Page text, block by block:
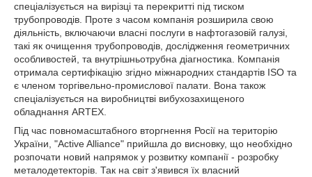
спеціалізується на вирізці та перекритті під тиском
трубопроводів. Проте з часом компанія розширила свою
діяльність, включаючи власні послуги в нафтогазовій галузі,
такі як очищення трубопроводів, дослідження геометричних
особливостей, та внутрішньотрубна діагностика. Компанія
отримала сертифікацію згідно міжнародних стандартів ISO та
є членом торгівельно-промислової палати. Вона також
спеціалізується на виробництві вибухозахищеного
обладнання ARTEX.
Під час повномасштабного вторгнення Росії на територію
України, "Active Alliance" прийшла до висновку, що необхідно
розпочати новий напрямок у розвитку компанії - розробку
металодетекторів. Так на світ з'явився їх власний